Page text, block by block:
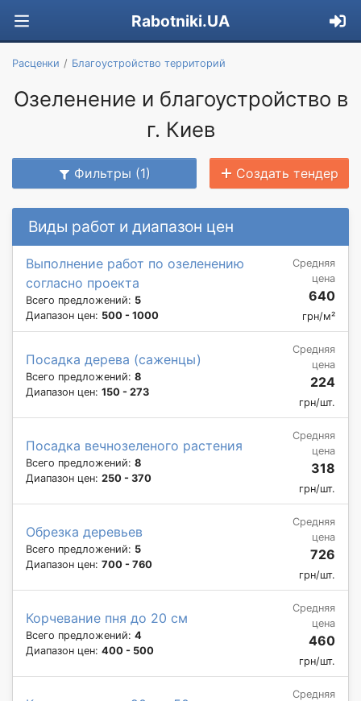
Rabotniki.UA
Расценки Благоустройство территорий
Озеленение и благоустройство в
г. Киев
Фильтры (1) Создать тендер
Виды работ и диапазон цен
Выполнение работ по озеленению
согласно проекта
Всего предложений: 5
Диапазон цен: 500 - 1000
Средняя
цена
640
грн/м²
Посадка дерева (саженцы)
Всего предложений: 8
Диапазон цен: 150 - 273
Средняя
цена
224
грн/шт.
Посадка вечнозеленого растения
Всего предложений: 8
Диапазон цен: 250 - 370
Средняя
цена
318
грн/шт.
Обрезка деревьев
Всего предложений: 5
Диапазон цен: 700 - 760
Средняя
цена
726
грн/шт.
Корчевание пня до 20 см
Всего предложений: 4
Диапазон цен: 400 - 500
Средняя
цена
460
грн/шт.
Средняя